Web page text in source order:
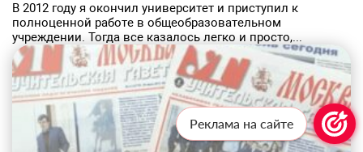
​В 2012 году я окончил университет и приступил к
полноценной работе в общеобразовательном
учреждении. Тогда все казалось легко и просто,...
Реклама на сайте